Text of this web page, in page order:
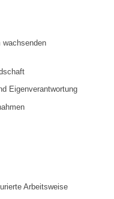
wachsenden
Eigenverantwortung
Arbeitsweise